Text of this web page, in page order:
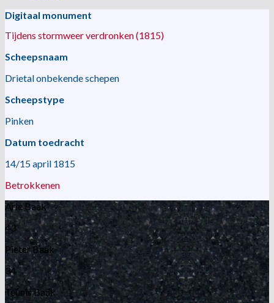
Digitaal monument
Tijdens stormweer verdronken (1815)
Scheepsnaam
Drietal onbekende schepen
Scheepstype
Pinken
Datum toedracht
14/15 april 1815
Betrokkenen
Arie Baak
43
Pieter Baak
34
Teunis Baak